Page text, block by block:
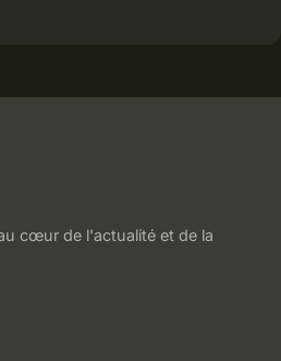
cœur de l'actualité et de la